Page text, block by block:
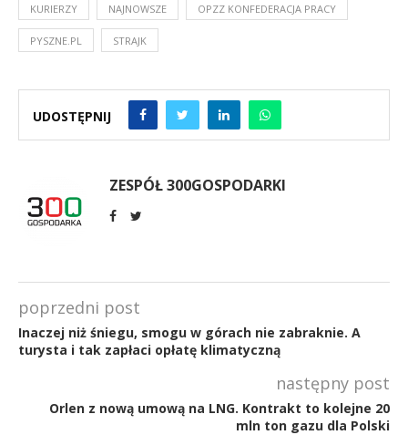
KURIERZY NAJNOWSZE OPZZ KONFEDERACJA PRACY
PYSZNE.PL STRAJK
UDOSTĘPNIJ
ZESPÓŁ 300GOSPODARKI
poprzedni post
Inaczej niż śniegu, smogu w górach nie zabraknie. A
turysta i tak zapłaci opłatę klimatyczną
następny post
Orlen z nową umową na LNG. Kontrakt to kolejne 20
mln ton gazu dla Polski